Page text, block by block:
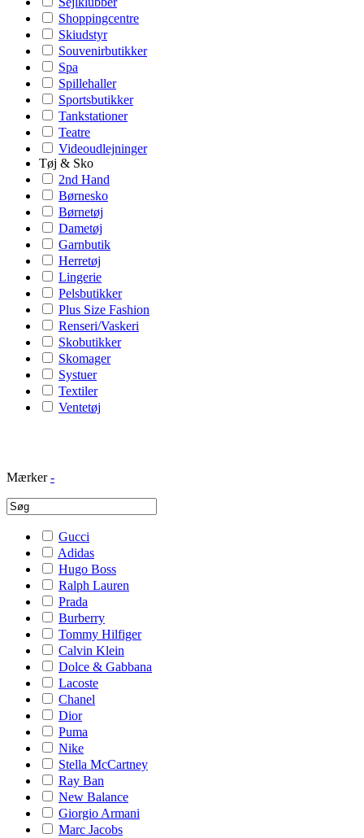
Shoppingcentre
Skiudstyr
Souvenirbutikker
Spa
Spillehaller
Sportsbutikker
Tankstationer
Teatre
Videoudlejninger
Tøj & Sko
2nd Hand
Børnesko
Børnetøj
Dametøj
Garnbutik
Herretøj
Lingerie
Pelsbutikker
Plus Size Fashion
Renseri/Vaskeri
Skobutikker
Skomager
Systuer
Textiler
Ventetøj
Mærker -
Gucci
Adidas
Hugo Boss
Ralph Lauren
Prada
Burberry
Tommy Hilfiger
Calvin Klein
Dolce & Gabbana
Lacoste
Chanel
Dior
Puma
Nike
Stella McCartney
Ray Ban
New Balance
Giorgio Armani
Marc Jacobs